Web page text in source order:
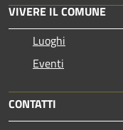
VIVERE IL COMUNE
Luoghi
Eventi
CONTATTI